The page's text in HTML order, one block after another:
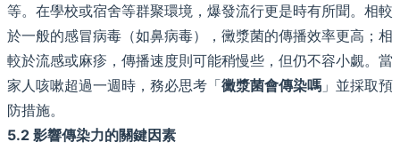
等。在學校或宿舍等群聚環境，爆發流行更是時有所聞。相較
於一般的感冒病毒（如鼻病毒），黴漿菌的傳播效率更高；相
較於流感或麻疹，傳播速度則可能稍慢些，但仍不容小覷。當
家人咳嗽超過一週時，務必思考「黴漿菌會傳染嗎 」並採取預
防措施。
5.2 影響傳染力的關鍵因素